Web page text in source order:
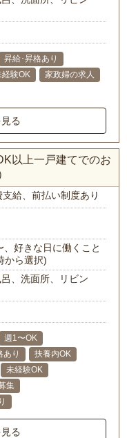
昇給･昇格あり
経験OK
家政婦の求人
る
以上一戸建てでのお
支給、前払い制度あり
好きな日に働くこと
から選択)
、洗面所、リビン
週1〜OK
あり
扶養内OK
未経験OK
集
る